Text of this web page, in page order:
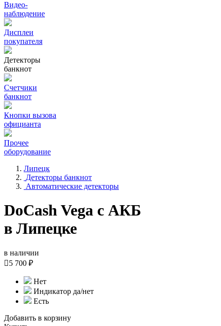
Видео‑
наблюдение
Дисплеи
покупателя
Детекторы
банкнот
Счетчики
банкнот
Кнопки вызова
официанта
Прочее
оборудование
Липецк
Детекторы банкнот
Автоматические детекторы
DoCash Vega с АКБ
в Липецке
в наличии
5 700 ₽
Нет
Индикатор да/нет
Есть
Добавить в корзину